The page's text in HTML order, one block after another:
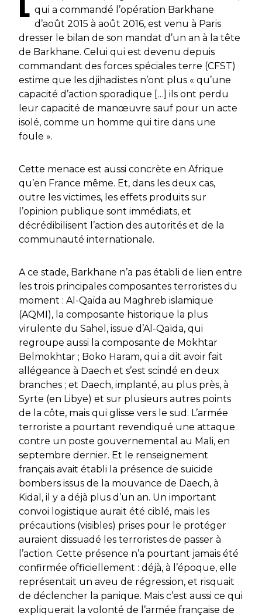
qui a commandé l’opération Barkhane
d’août 2015 à août 2016, est venu à Paris
dresser le bilan de son mandat d’un an à la tête
de Barkhane. Celui qui est devenu depuis
commandant des forces spéciales terre (CFST)
estime que les djihadistes n’ont plus « qu’une
capacité d’action sporadique […] ils ont perdu
leur capacité de manœuvre sauf pour un acte
isolé, comme un homme qui tire dans une
foule ».
Cette menace est aussi concrète en Afrique
qu’en France même. Et, dans les deux cas,
outre les victimes, les effets produits sur
l’opinion publique sont immédiats, et
décrédibilisent l’action des autorités et de la
communauté internationale.
A ce stade, Barkhane n’a pas établi de lien entre
les trois principales composantes terroristes du
moment : Al-Qaïda au Maghreb islamique
(AQMI), la composante historique la plus
virulente du Sahel, issue d’Al-Qaïda, qui
regroupe aussi la composante de Mokhtar
Belmokhtar ; Boko Haram, qui a dit avoir fait
allégeance à Daech et s’est scindé en deux
branches ; et Daech, implanté, au plus près, à
Syrte (en Libye) et sur plusieurs autres points
de la côte, mais qui glisse vers le sud. L’armée
terroriste a pourtant revendiqué une attaque
contre un poste gouvernemental au Mali, en
septembre dernier. Et le renseignement
français avait établi la présence de suicide
bombers issus de la mouvance de Daech, à
Kidal, il y a déjà plus d’un an. Un important
convoi logistique aurait été ciblé, mais les
précautions (visibles) prises pour le protéger
auraient dissuadé les terroristes de passer à
l’action. Cette présence n’a pourtant jamais été
confirmée officiellement : déjà, à l’époque, elle
représentait un aveu de régression, et risquait
de déclencher la panique. Mais c’est aussi ce qui
expliquerait la volonté de l’armée française de